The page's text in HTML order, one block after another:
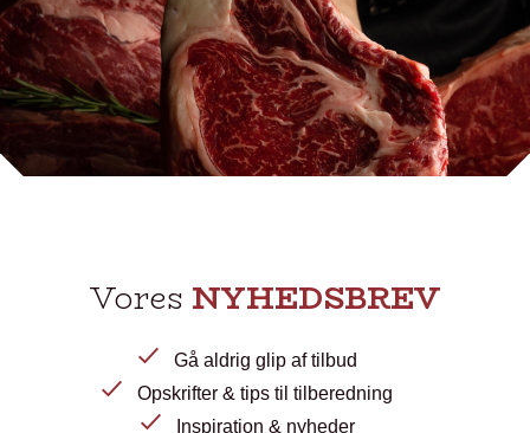
Vores NYHEDSBREV
Gå aldrig glip af tilbud
Opskrifter & tips til tilberedning
Inspiration & nyheder